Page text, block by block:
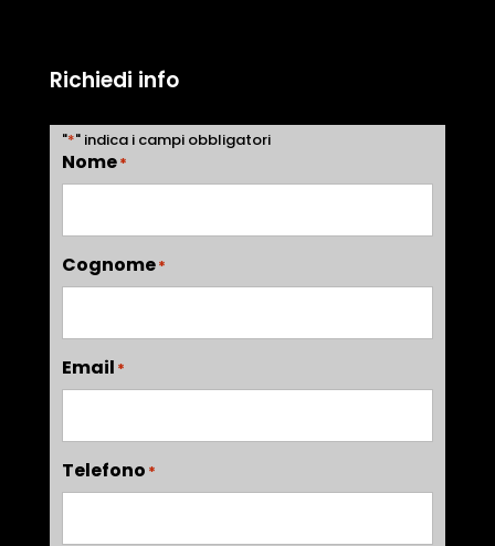
Richiedi info
"*" indica i campi obbligatori
Nome*
Cognome*
Email *
Telefono *